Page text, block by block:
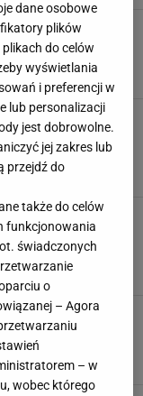
sięgniesz po
powietrza
SPRZĄTANIE
nigdy nie będzie
prostą
RDZA
profesjonalistka.
przestrzeń i
UBRANIA
remoncie.
patent
PORZĄDKI DOMOWE
dane osobowe
plików
do celów
wyświetlania
i preferencji w
lub personalizacji
jest dobrowolne.
jej zakres lub
przejdź do
także do celów
funkcjonowania
świadczonych
o
– Agora
– w
wobec którego